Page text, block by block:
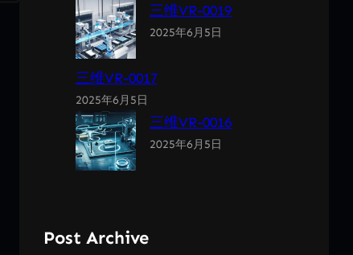
三维VR-0019
2025年6月5日
三维VR-0017
2025年6月5日
三维VR-0016
2025年6月5日
Post Archive